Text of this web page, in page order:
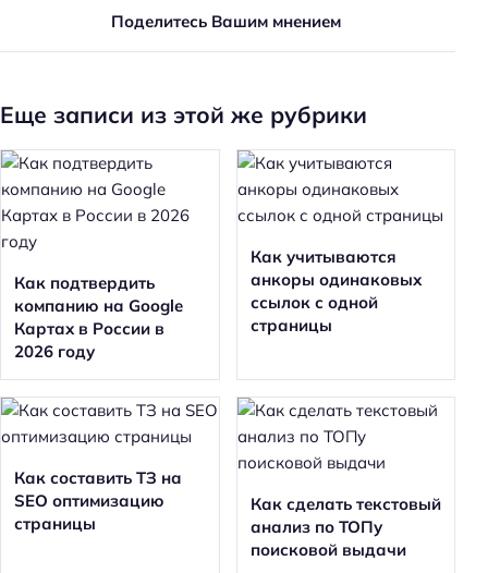
Поделитесь Вашим мнением
Еще записи из этой же рубрики
Как подтвердить
компанию на Google
Картах в России в
2026 году
Как учитываются
анкоры одинаковых
ссылок с одной
страницы
Как составить ТЗ на
SEO оптимизацию
страницы
Как сделать текстовый
анализ по ТОПу
поисковой выдачи
й
т